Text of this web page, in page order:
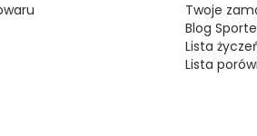
Twoje
Blog
Lista
Lista